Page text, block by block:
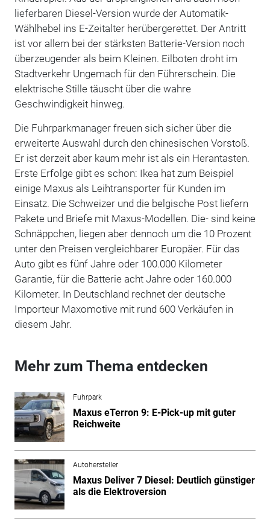
lieferbaren Diesel-Version wurde der Automatik-
Wählhebel ins E-Zeitalter herübergerettet. Der Antritt
ist vor allem bei der stärksten Batterie-Version noch
überzeugender als beim Kleinen. Eilboten droht im
Stadtverkehr Ungemach für den Führerschein. Die
elektrische Stille täuscht über die wahre
Geschwindigkeit hinweg.
Die Fuhrparkmanager freuen sich sicher über die
erweiterte Auswahl durch den chinesischen Vorstoß.
Er ist derzeit aber kaum mehr ist als ein Herantasten.
Erste Erfolge gibt es schon: Ikea hat zum Beispiel
einige Maxus als Leihtransporter für Kunden im
Einsatz. Die Schweizer und die belgische Post liefern
Pakete und Briefe mit Maxus-Modellen. Die- sind keine
Schnäppchen, liegen aber dennoch um die 10 Prozent
unter den Preisen vergleichbarer Europäer. Für das
Auto gibt es fünf Jahre oder 100.000 Kilometer
Garantie, für die Batterie acht Jahre oder 160.000
Kilometer. In Deutschland rechnet der deutsche
Importeur Maxomotive mit rund 600 Verkäufen in
diesem Jahr.
Mehr zum Thema entdecken
Fuhrpark
Maxus eTerron 9: E-Pick-up mit guter
Reichweite
Autohersteller
Maxus Deliver 7 Diesel: Deutlich günstiger
als die Elektroversion